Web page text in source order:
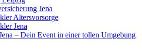
Jena
Altersvorsorge
Jena
– Dein Event in einer tollen Umgebung